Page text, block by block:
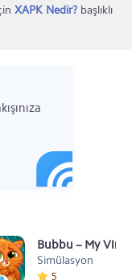
XAPK Nedir? başlıklı
Bubbu – My
Simülasyon
5